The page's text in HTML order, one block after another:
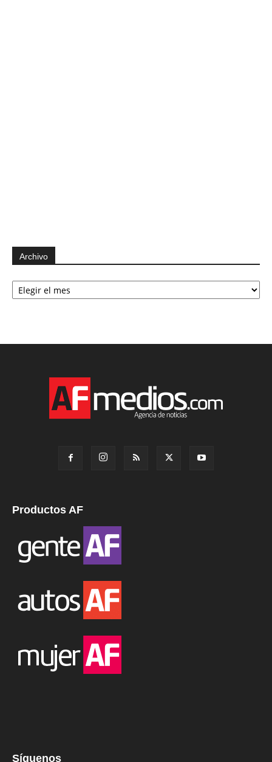
Archivo
Archivo
Productos AF
Síguenos